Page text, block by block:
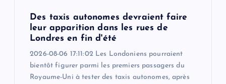
Des taxis autonomes devraient faire
leur apparition dans les rues de
Londres en fin d'été
2026-08-06 17:11:02 Les Londoniens pourraient
bientôt figurer parmi les premiers passagers du
Royaume-Uni à tester des taxis autonomes, après